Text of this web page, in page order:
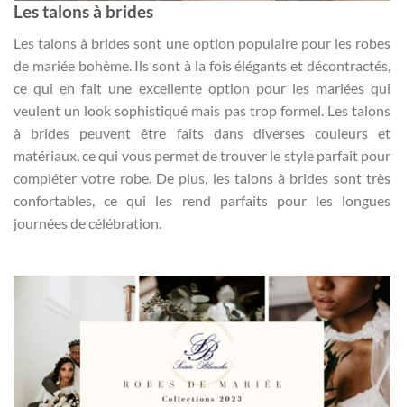
Les talons à brides
Les talons à brides sont une option populaire pour les robes
de mariée bohème. Ils sont à la fois élégants et décontractés,
ce qui en fait une excellente option pour les mariées qui
veulent un look sophistiqué mais pas trop formel. Les talons
à brides peuvent être faits dans diverses couleurs et
matériaux, ce qui vous permet de trouver le style parfait pour
compléter votre robe. De plus, les talons à brides sont très
confortables, ce qui les rend parfaits pour les longues
journées de célébration.